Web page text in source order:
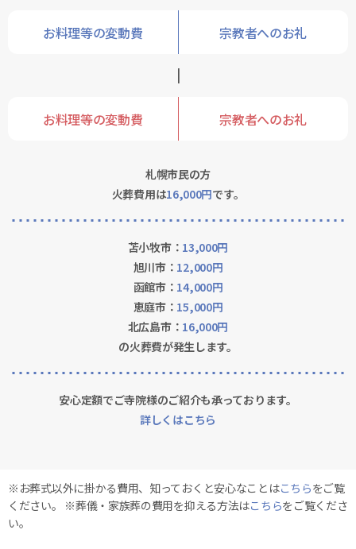
お料理等の変動費 宗教者へのお礼
お料理等の変動費 宗教者へのお礼
札幌市民の方
火葬費用は16,000円です。
苫小牧市： 13,000円
旭川市： 12,000円
函館市： 14,000円
恵庭市： 15,000円
北広島市： 16,000円
の火葬費が発生します。
安心定額でご寺院様のご紹介も承っております。
詳しくはこちら
※お葬式以外に掛かる費用、知っておくと安心なことはこちらをご覧
ください。 ※葬儀・家族葬の費用を抑える方法はこちらをご覧くださ
い。